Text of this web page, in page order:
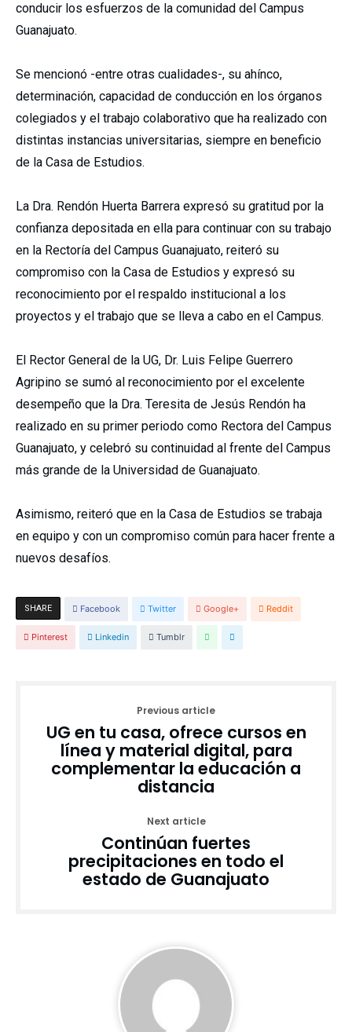
conducir los esfuerzos de la comunidad del Campus
Guanajuato.
Se mencionó -entre otras cualidades-, su ahínco,
determinación, capacidad de conducción en los órganos
colegiados y el trabajo colaborativo que ha realizado con
distintas instancias universitarias, siempre en beneficio
de la Casa de Estudios.
La Dra. Rendón Huerta Barrera expresó su gratitud por la
confianza depositada en ella para continuar con su trabajo
en la Rectoría del Campus Guanajuato, reiteró su
compromiso con la Casa de Estudios y expresó su
reconocimiento por el respaldo institucional a los
proyectos y el trabajo que se lleva a cabo en el Campus.
El Rector General de la UG, Dr. Luis Felipe Guerrero
Agripino se sumó al reconocimiento por el excelente
desempeño que la Dra. Teresita de Jesús Rendón ha
realizado en su primer periodo como Rectora del Campus
Guanajuato, y celebró su continuidad al frente del Campus
más grande de la Universidad de Guanajuato.
Asimismo, reiteró que en la Casa de Estudios se trabaja
en equipo y con un compromiso común para hacer frente a
nuevos desafíos.
SHARE Facebook Twitter Google+ Reddit
Pinterest Linkedin Tumblr
Previous article
UG en tu casa, ofrece cursos en
línea y material digital, para
complementar la educación a
distancia
Next article
Continúan fuertes
precipitaciones en todo el
estado de Guanajuato